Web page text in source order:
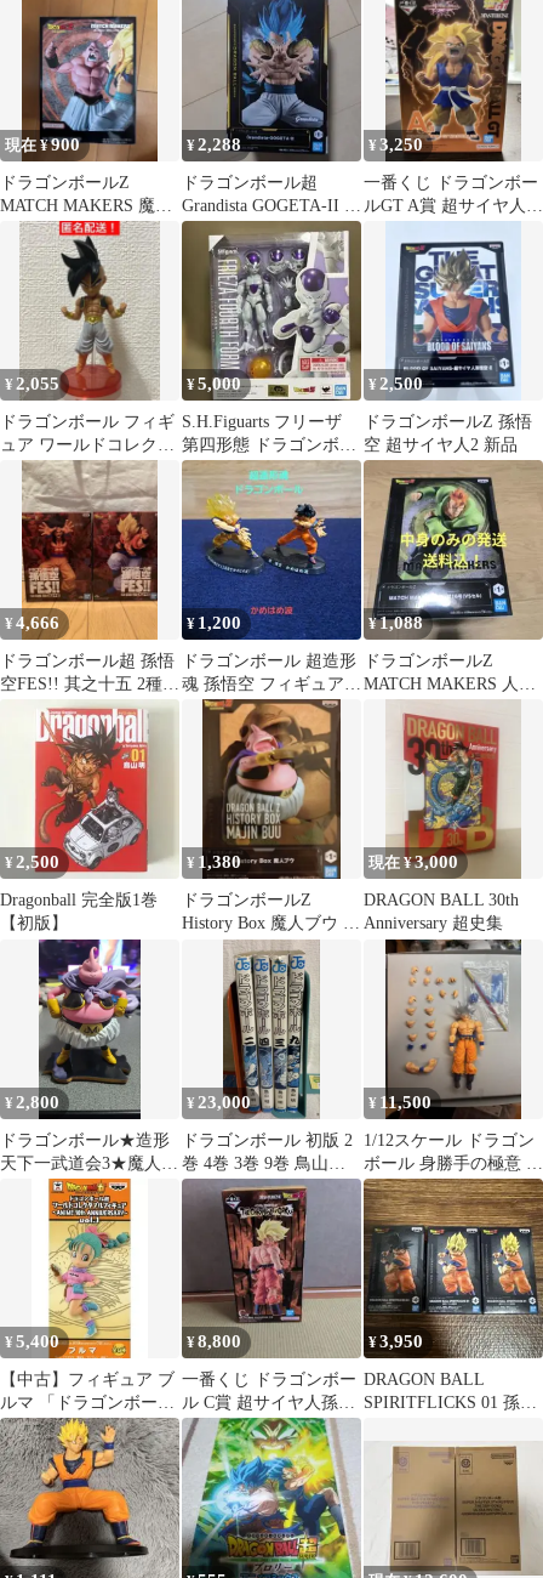
現在 ¥900
ドラゴンボールZ
MATCH MAKERS 魔人
ブウ フィギュア
¥2,288
ドラゴンボール超
Grandista GOGETA-II フ
ィギュア
¥3,250
一番くじ ドラゴンボー
ルGT A賞 超サイヤ人3
¥ 2,055
ドラゴンボール フィギ
ュア ワールドコレクタ
ブルフィギュア ワーコ
レ ウーブ
¥5,000
S.H.Figuarts フリーザ
第四形態 ドラゴンボー
ルZ
¥ 2,500
ドラゴンボールZ 孫悟
空 超サイヤ人2 新品
¥4,666
ドラゴンボール超 孫悟
空FES!! 其之十五 2種セ
¥ 1,200
ドラゴンボール 超造形
魂 孫悟空 フィギュア 2
体セット
¥1,088
ドラゴンボールZ
MATCH MAKERS 人造
¥2,500
Dragonball 完全版1巻
【初版】
¥ 1,380
ドラゴンボールZ
History Box 魔人ブウ フ
ィギュア 中身のみ
現在 ¥3,000
DRAGON BALL 30th
Anniversary 超史集
¥ 2,800
ドラゴンボール★造形
天下一武道会3★魔人ブ
¥ 23,000
ドラゴンボール 初版 2
巻 4巻 3巻 9巻 鳥山明
ジャンプコミックス
¥ 11,500
1/12スケール ドラゴン
ボール 身勝手の極意 孫
悟空 可動フィギュア
¥5,400
【中古】フィギュア ブ
ルマ 「ドラゴンボール
超」 ワールドコレクタ
ブルフィギュア～
ANIME 30th
ANNIVERSARY～vol.1
¥8,800
一番くじ ドラゴンボー
ル C賞 超サイヤ人孫悟
空 フィギュア新品未開
封
¥3,950
DRAGON BALL
SPIRITFLICKS 01 孫悟